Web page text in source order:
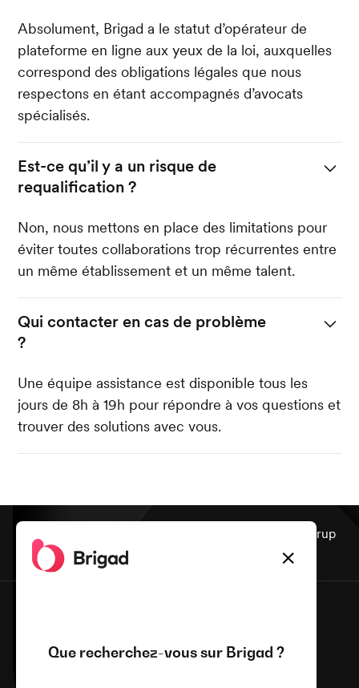
Absolument, Brigad a le statut d’opérateur de
plateforme en ligne aux yeux de la loi, auxquelles
correspond des obligations légales que nous
respectons en étant accompagnés d’avocats
spécialisés.
Est-ce qu’il y a un risque de
requalification ?
Non, nous mettons en place des limitations pour
éviter toutes collaborations trop récurrentes entre
un même établissement et un même talent.
Qui contacter en cas de problème
?
Une équipe assistance est disponible tous les
jours de 8h à 19h pour répondre à vos questions et
trouver des solutions avec vous.
✕
Que recherchez-vous sur Brigad ?
Nos services sont assurés par notre partenaire Assurup
Restauration & Hôtellerie